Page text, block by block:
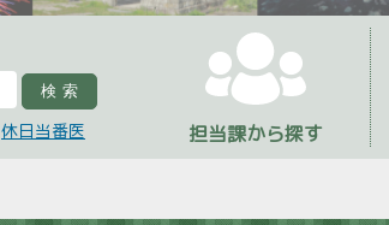
検索
休日当番医 担当課から探す